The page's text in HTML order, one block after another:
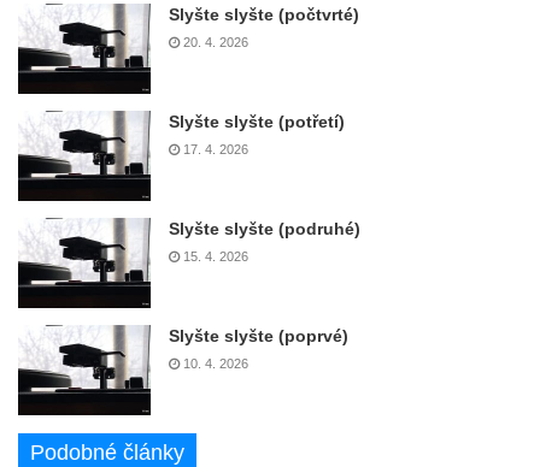
Slyšte slyšte (počtvrté)
20. 4. 2026
Slyšte slyšte (potřetí)
17. 4. 2026
Slyšte slyšte (podruhé)
15. 4. 2026
Slyšte slyšte (poprvé)
10. 4. 2026
Podobné články